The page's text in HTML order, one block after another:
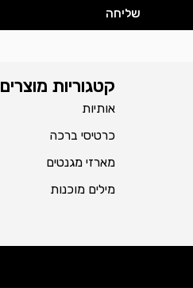
שליחה
קטגוריות מוצרים
אותיות
כרטיסי ברכה
מארזי מגנטים
מילים מוכנות